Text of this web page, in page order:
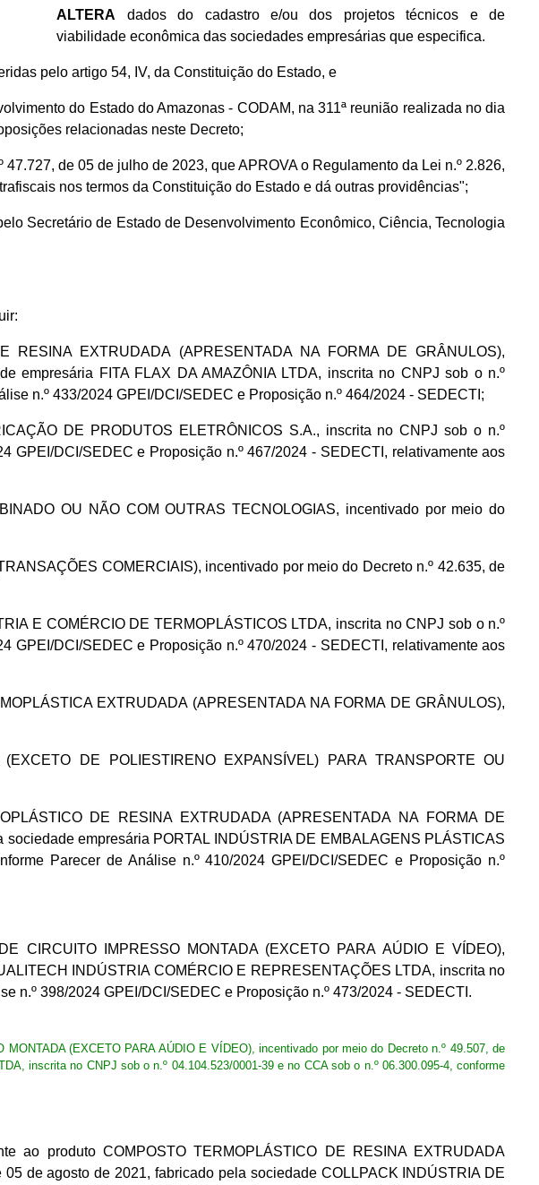
ALTERA dados do cadastro e/ou dos projetos técnicos e de
viabilidade econômica das sociedades empresárias que especifica.
pelo artigo 54, IV, da Constituição do Estado, e
do Estado do Amazonas - CODAM, na 311ª reunião realizada no dia
relacionadas neste Decreto;
de 05 de julho de 2023, que APROVA o Regulamento da Lei n.º 2.826,
nos termos da Constituição do Estado e dá outras providências";
Secretário de Estado de Desenvolvimento Econômico, Ciência, Tecnologia
RESINA EXTRUDADA (APRESENTADA NA FORMA DE GRÂNULOS),
empresária FITA FLAX DA AMAZÔNIA LTDA, inscrita no CNPJ sob o n.º
n.º 433/2024 GPEI/DCI/SEDEC e Proposição n.º 464/2024 - SEDECTI;
DE PRODUTOS ELETRÔNICOS S.A., inscrita no CNPJ sob o n.º
GPEI/DCI/SEDEC e Proposição n.º 467/2024 - SEDECTI, relativamente aos
OU NÃO COM OUTRAS TECNOLOGIAS, incentivado por meio do
COMERCIAIS), incentivado por meio do Decreto n.º 42.635, de
E COMÉRCIO DE TERMOPLÁSTICOS LTDA, inscrita no CNPJ sob o n.º
GPEI/DCI/SEDEC e Proposição n.º 470/2024 - SEDECTI, relativamente aos
EXTRUDADA (APRESENTADA NA FORMA DE GRÂNULOS),
DE POLIESTIRENO EXPANSÍVEL) PARA TRANSPORTE OU
DE RESINA EXTRUDADA (APRESENTADA NA FORMA DE
empresária PORTAL INDÚSTRIA DE EMBALAGENS PLÁSTICAS
Parecer de Análise n.º 410/2024 GPEI/DCI/SEDEC e Proposição n.º
CIRCUITO IMPRESSO MONTADA (EXCETO PARA AÚDIO E VÍDEO),
INDÚSTRIA COMÉRCIO E REPRESENTAÇÕES LTDA, inscrita no
n.º 398/2024 GPEI/DCI/SEDEC e Proposição n.º 473/2024 - SEDECTI.
(EXCETO PARA AÚDIO E VÍDEO), incentivado por meio do Decreto n.º 49.507, de
inscrita no CNPJ sob o n.º 04.104.523/0001-39 e no CCA sob o n.º 06.300.095-4, conforme
ao produto COMPOSTO TERMOPLÁSTICO DE RESINA EXTRUDADA
de agosto de 2021, fabricado pela sociedade COLLPACK INDÚSTRIA DE